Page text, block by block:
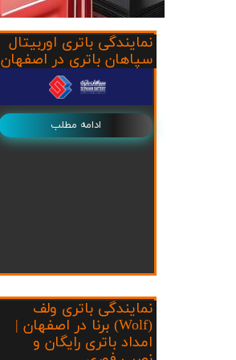
نمایندگی باتری اوربیتال
سپاهان باتری در اصفهان
ادامه مطلب
نمایندگی باتری ولف
(Wolf) برنا در اصفهان |
امداد باتری رایگان و